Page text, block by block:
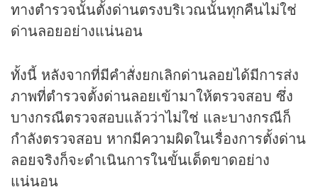
ทางตำรวจนั้นตั้งด่านตรงบริเวณนั้นทุกคืนไม่ใช่
ด่านลอยอย่างแน่นอน
ทั้งนี้ หลังจากที่มีคำสั่งยกเลิกด่านลอยได้มีการส่ง
ภาพที่ตำรวจตั้งด่านลอยเข้ามาให้ตรวจสอบ ซึ่ง
บางกรณีตรวจสอบแล้วว่าไม่ใช่ และบางกรณีก็
กำลังตรวจสอบ หากมีความผิดในเรื่องการตั้งด่าน
ลอยจริงก็จะดำเนินการในขั้นเด็ดขาดอย่าง
แน่นอน